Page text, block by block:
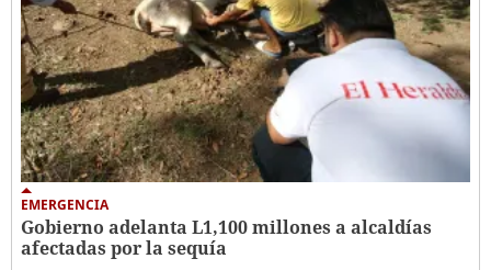
EMERGENCIA
Gobierno adelanta L1,100 millones a alcaldías
afectadas por la sequía